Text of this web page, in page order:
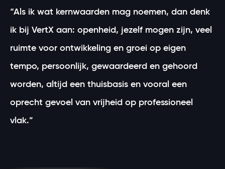
“Als ik wat kernwaarden mag noemen, dan denk
ik bij VertX aan: openheid, jezelf mogen zijn, veel
ruimte voor ontwikkeling en groei op eigen
tempo, persoonlijk, gewaardeerd en gehoord
worden, altijd een thuisbasis en vooral een
oprecht gevoel van vrijheid op professioneel
vlak.”